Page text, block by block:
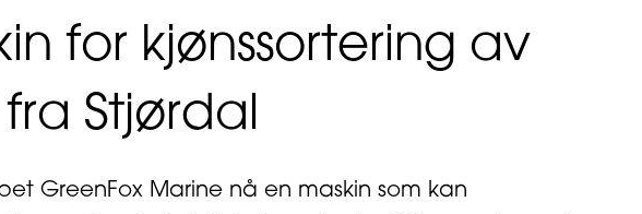
for kjønssortering av
Stjørdal
GreenFox Marine nå en maskin som kan